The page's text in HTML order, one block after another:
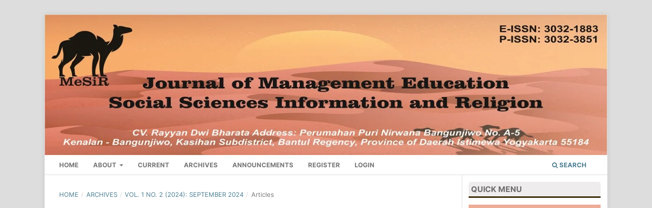
HOME ABOUT CURRENT ARCHIVES ANNOUNCEMENTS REGISTER LOGIN SEARCH
HOME / ARCHIVES / VOL. 1 NO. 2 (2024): SEPTEMBER 2024 / Articles
QUICK MENU